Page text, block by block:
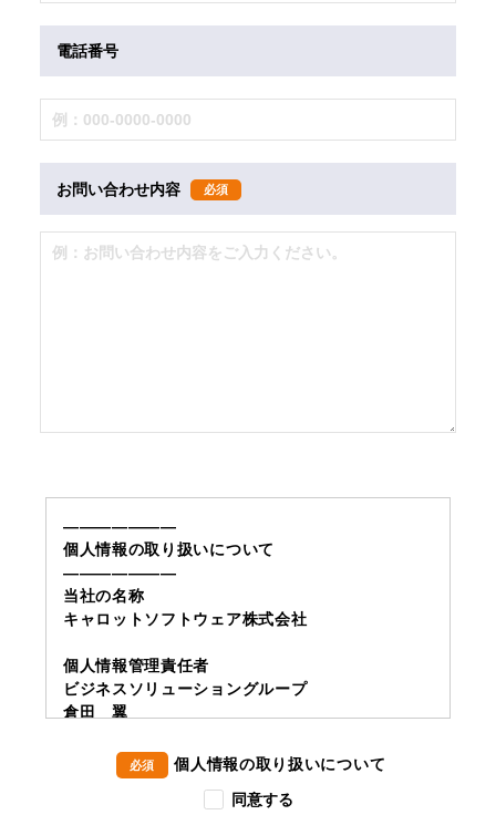
電話番号
お問い合わせ内容 必須
———————
個人情報の取り扱いについて
———————
当社の名称
キャロットソフトウェア株式会社
個人情報管理責任者
ビジネスソリューショングループ
倉田 翼
個人情報を取得する目的について
当社にご提出いただいた個人情報は、お問い合わ
せにお答えするためにのみ利用し、他の目的には
必須
個人情報の取り扱いについて
同意する